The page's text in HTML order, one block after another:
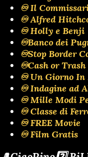
♾️ Il
♾️ Alfred
♾️ Holly e Benji
♾️Banco dei
♾️Stop Border
♾️Cash or Trash
♾️ Un Giorno In
♾️ Indagine ad
♾️ Mille Modi
♾️ Classe di
♾️ FREE Movie
♾️ Film Gratis